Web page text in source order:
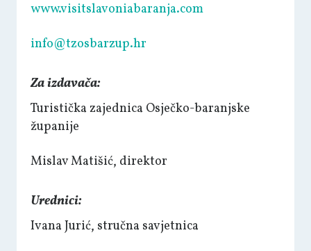
www.visitslavoniabaranja.com
info@tzosbarzup.hr
Za izdavača:
Turistička zajednica Osječko-baranjske
županije
Mislav Matišić, direktor
Urednici:
Ivana Jurić, stručna savjetnica